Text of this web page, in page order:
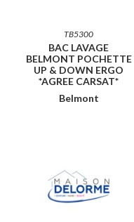
TB5300
BAC LAVAGE
BELMONT POCHETTE
UP & DOWN ERGO
*AGREE CARSAT*
Belmont